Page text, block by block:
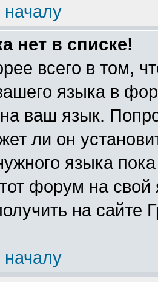
началу
нет в списке!
всего в том,
языка в
ваш язык.
ли он
языка
форум на
на сайте
началу